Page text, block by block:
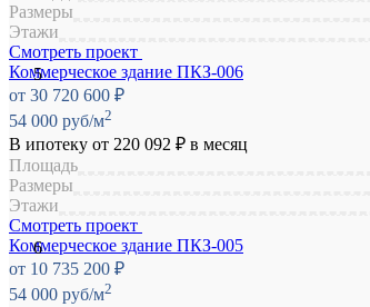
Размеры
Этажи
Смотреть проект
Коммерческое здание ПКЗ-006
от 30 720 600 ₽
54 000 руб/м2
В ипотеку от 220 092 ₽ в месяц
Площадь
Размеры
Этажи
Смотреть проект
Коммерческое здание ПКЗ-005
от 10 735 200 ₽
54 000 руб/м2